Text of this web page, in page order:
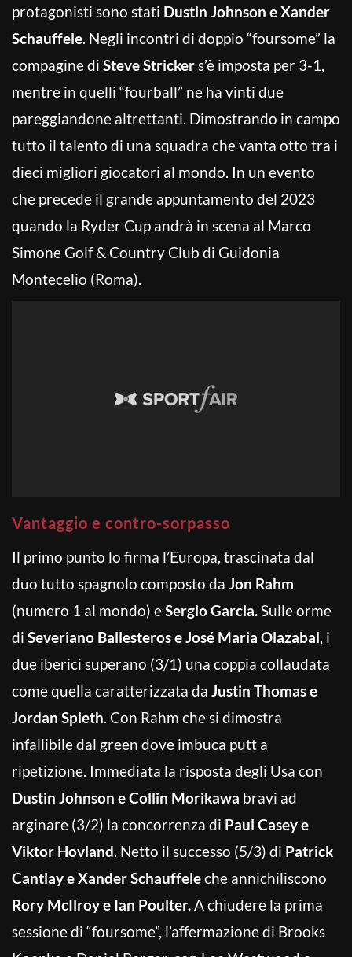
protagonisti sono stati Dustin Johnson e Xander
Schauffele. Negli incontri di doppio “foursome” la
compagine di Steve Strickers’è imposta per 3-1,
mentre in quelli “fourball” ne ha vinti due
pareggiandone altrettanti. Dimostrando in campo
tutto il talento di una squadra che vanta otto tra i
dieci migliori giocatori al mondo. In un evento
che precede il grande appuntamento del 2023
quando la Ryder Cup andrà in scena al Marco
Simone Golf & Country Club di Guidonia
Montecelio (Roma).
Vantaggio e contro-sorpasso
Il primo punto lo firma l’Europa, trascinata dal
duo tutto spagnolo composto da Jon Rahm
(numero 1 al mondo) eSergio Garcia.Sulle orme
di Severiano Ballesteros e José Maria Olazabal, i
due iberici superano (3/1) una coppia collaudata
come quella caratterizzata da Justin Thomas e
Jordan Spieth. Con Rahm che si dimostra
infallibile dal green dove imbuca putt a
ripetizione. Immediata la risposta degli Usa con
Dustin Johnson e Collin Morikawa bravi ad
arginare (3/2) la concorrenza di Paul Casey e
Viktor Hovland. Netto il successo (5/3) di Patrick
Cantlay e Xander Schauffeleche annichiliscono
Rory McIlroy e Ian Poulter.A chiudere la prima
sessione di “foursome”, l’affermazione di Brooks